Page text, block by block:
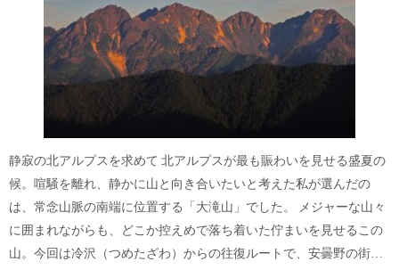
静寂の北アルプスを求めて 北アルプスが最も賑わいを見せる盛夏の
候。喧騒を離れ、静かに山と向き合いたいと考えた私が選んだの
は、常念山脈の南端に位置する「大滝山」でした。 メジャーな山々
に囲まれながらも、どこか控えめで落ち着いた佇まいを見せるこの
山。今回は冷沢（つめたざわ）からの往復ルートで、安曇野の街…